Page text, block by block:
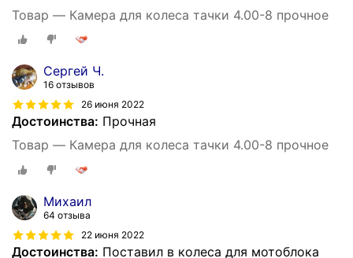
Товар — Камера для колеса тачки 4.00-8 прочное
Сергей Ч.
16 отзывов
26 июня 2022
Достоинства: Прочная
Товар — Камера для колеса тачки 4.00-8 прочное
Михаил
64 отзыва
22 июня 2022
Достоинства: Поставил в колеса для мотоблока